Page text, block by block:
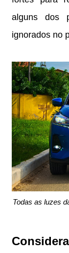
alguns dos
ignorados no
Todas as luzes